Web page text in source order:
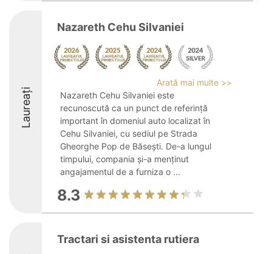
Laureați
Nazareth Cehu Silvaniei
Arată mai multe >>
Nazareth Cehu Silvaniei este
recunoscută ca un punct de referință
important în domeniul auto localizat în
Cehu Silvaniei, cu sediul pe Strada
Gheorghe Pop de Băsești. De-a lungul
timpului, compania și-a menținut
angajamentul de a furniza o ...
8.3
Tractari si asistenta rutiera